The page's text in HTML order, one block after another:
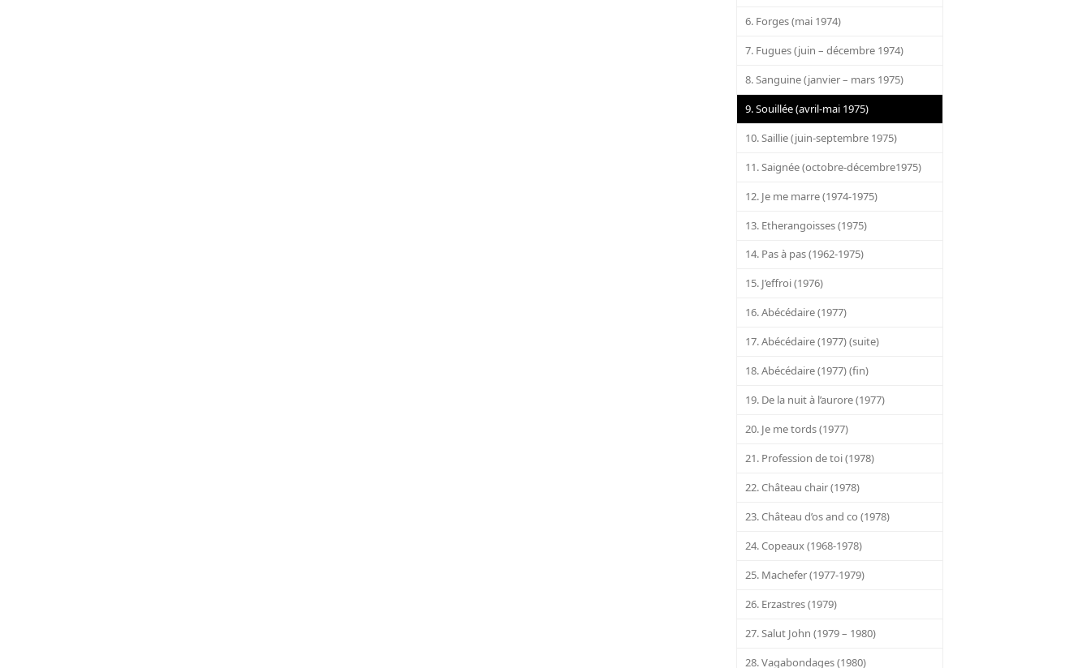
6. Forges (mai 1974)
7. Fugues (juin – décembre 1974)
8. Sanguine (janvier – mars 1975)
9. Souillée (avril-mai 1975)
10. Saillie (juin-septembre 1975)
11. Saignée (octobre-décembre1975)
12. Je me marre (1974-1975)
13. Etherangoisses (1975)
14. Pas à pas (1962-1975)
15. J’effroi (1976)
16. Abécédaire (1977)
17. Abécédaire (1977) (suite)
18. Abécédaire (1977) (fin)
19. De la nuit à l’aurore (1977)
20. Je me tords (1977)
21. Profession de toi (1978)
22. Château chair (1978)
23. Château d’os and co (1978)
24. Copeaux (1968-1978)
25. Machefer (1977-1979)
26. Erzastres (1979)
27. Salut John (1979 – 1980)
28. Vagabondages (1980)